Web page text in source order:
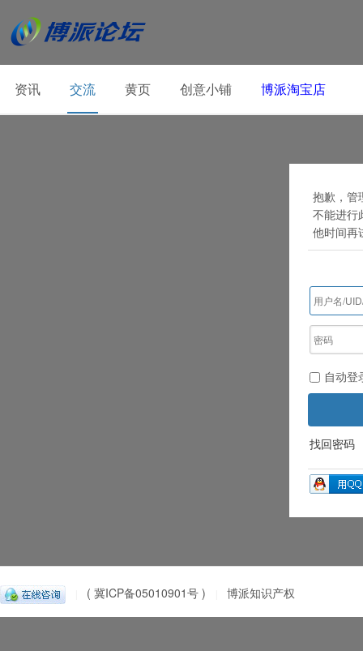
资讯 交流 黄页 创意小铺 博派淘宝店
抱歉，管
不能进行
他时间再
自动登
找回密码
( 冀ICP备05010901号 ) 博派知识产权